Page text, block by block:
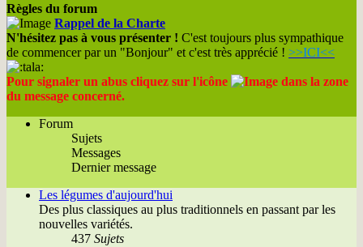
Règles du forum
Rappel de la Charte
N'hésitez pas à vous présenter ! C'est toujours plus sympathique
de commencer par un "Bonjour" et c'est très apprécié ! >>ICI<<
Pour signaler un abus cliquez sur l'icône
dans la zone
du message concerné.
Forum
Sujets
Messages
Dernier message
Les légumes d'aujourd'hui
Des plus classiques au plus traditionnels en passant par les
nouvelles variétés.
437 Sujets